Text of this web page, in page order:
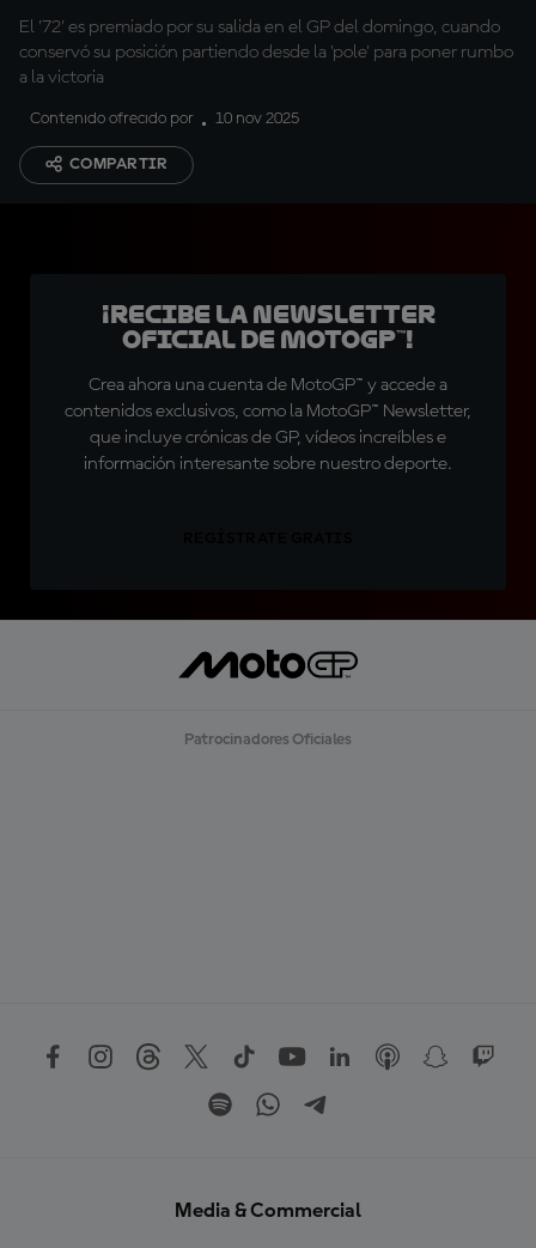
El '72' es premiado por su salida en el GP del domingo, cuando
conservó su posición partiendo desde la 'pole' para poner rumbo
a la victoria
Contenido ofrecido por 10 nov 2025
COMPARTIR
¡Recibe la Newsletter
oficial de MotoGP™!
Crea ahora una cuenta de MotoGP™ y accede a
contenidos exclusivos, como la MotoGP™ Newsletter,
que incluye crónicas de GP, vídeos increíbles e
información interesante sobre nuestro deporte.
Patrocinadores Oficiales
Media & Commercial